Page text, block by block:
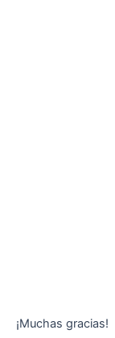
¡Muchas gracias!